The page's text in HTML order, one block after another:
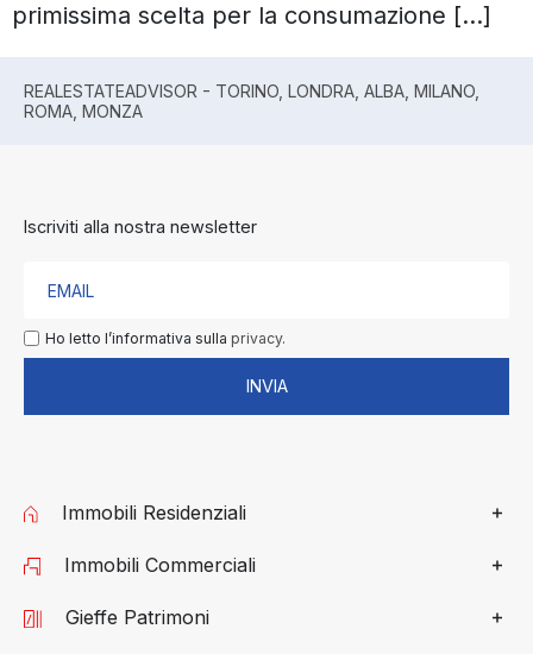
primissima scelta per la consumazione […]
REALESTATEADVISOR - TORINO, LONDRA, ALBA, MILANO,
ROMA, MONZA
Iscriviti alla nostra newsletter
Ho letto l’informativa sulla privacy.
INVIA
Immobili Residenziali
Immobili Commerciali
Gieffe Patrimoni